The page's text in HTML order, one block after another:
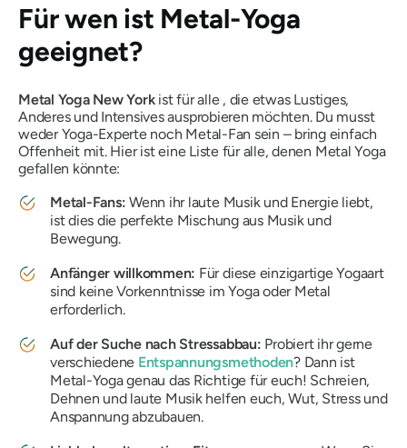
Für wen ist Metal-Yoga
geeignet?
Metal Yoga New Yorkist füralle, die etwas Lustiges,
Anderes und Intensives ausprobieren möchten. Du musst
weder Yoga-Experte noch Metal-Fan sein – bring einfach
Offenheit mit. Hier ist eine Liste für alle, denen Metal Yoga
gefallen könnte:
Metal-Fans:Wenn ihr laute Musik und Energie liebt,
ist dies die perfekte Mischung aus Musik und
Bewegung.
Anfänger willkommen: Für diese einzigartige Yogaart
sind keine Vorkenntnisse im Yoga oder Metal
erforderlich.
Auf der Suche nach Stressabbau: Probiert ihr gerne
verschiedene Entspannungsmethoden? Dann ist
Metal-Yoga genau das Richtige für euch! Schreien,
Dehnen und laute Musik helfen euch, Wut, Stress und
Anspannung abzubauen.